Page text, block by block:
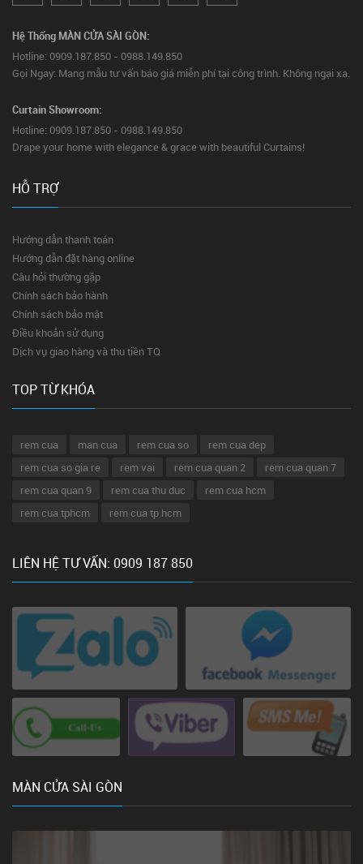
Hệ Thống MÀN CỬA SÀI GÒN:
Hotline: 0909.187.850 - 0988.149.850
Gọi Ngay: Mang mẫu tư vấn báo giá miễn phí tại công trình. Không ngại xa.
Curtain Showroom:
Hotline: 0909.187.850 - 0988.149.850
Drape your home with elegance & grace with beautiful Curtains!
HỖ TRỢ
Hướng dẫn thanh toán
Hướng dẫn đặt hàng online
Câu hỏi thường gặp
Chính sách bảo hành
Chính sách bảo mật
Điều khoản sử dụng
Dịch vụ giao hàng và thu tiền TQ
TOP TỪ KHÓA
rem cua man cua rem cua so
rem cua dep
rem cua so gia re
rem vai rem cua quan 2
rem cua quan 7
rem cua quan 9
rem cua thu duc
rem cua hcm
rem cua tphcm
rem cua tp hcm
LIÊN HỆ TƯ VẤN: 0909 187 850
MÀN CỬA SÀI GÒN